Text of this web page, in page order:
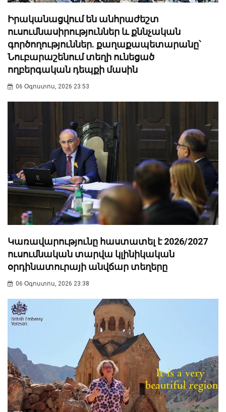
Իրականացվում են անհրաժեշտ
ուսումնասիրություններ և քննչական
գործողություններ. քաղաքապետարանը՝
Նուբարաշենում տեղի ունեցած
ողբերգական դեպքի մասին
06 Օգոստոս, 2026 23:53
Կառավարությունը հաստատել է 2026/2027
ուսումնական տարվա կլինիկական
օրդինատուրայի անվճար տեղերը
06 Օգոստոս, 2026 23:38